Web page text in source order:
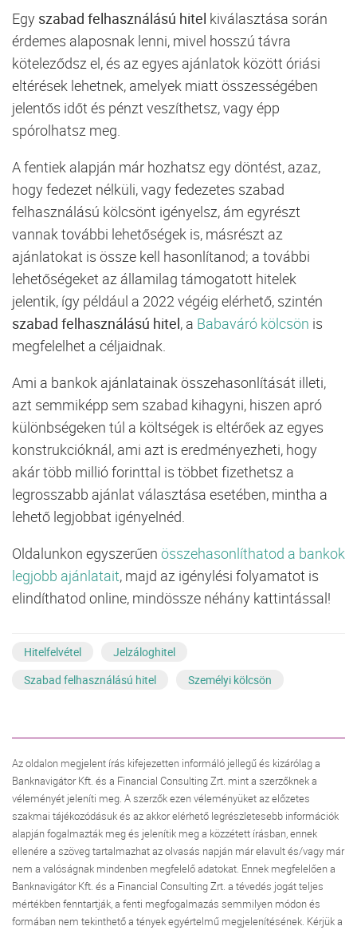
Egy szabad felhasználású hitel kiválasztása során
érdemes alaposnak lenni, mivel hosszú távra
köteleződsz el, és az egyes ajánlatok között óriási
eltérések lehetnek, amelyek miatt összességében
jelentős időt és pénzt veszíthetsz, vagy épp
spórolhatsz meg.
A fentiek alapján már hozhatsz egy döntést, azaz,
hogy fedezet nélküli, vagy fedezetes szabad
felhasználású kölcsönt igényelsz, ám egyrészt
vannak további lehetőségek is, másrészt az
ajánlatokat is össze kell hasonlítanod; a további
lehetőségeket az államilag támogatott hitelek
jelentik, így például a 2022 végéig elérhető, szintén
szabad felhasználású hitel, a Babaváró kölcsön is
megfelelhet a céljaidnak.
Ami a bankok ajánlatainak összehasonlítását illeti,
azt semmiképp sem szabad kihagyni, hiszen apró
különbségeken túl a költségek is eltérőek az egyes
konstrukcióknál, ami azt is eredményezheti, hogy
akár több millió forinttal is többet fizethetsz a
legrosszabb ajánlat választása esetében, mintha a
lehető legjobbat igényelnéd.
Oldalunkon egyszerűen összehasonlíthatod a bankok
legjobb ajánlatait, majd az igénylési folyamatot is
elindíthatod online, mindössze néhány kattintással!
Hitelfelvétel
Jelzáloghitel
Szabad felhasználású hitel
Személyi kölcsön
Az oldalon megjelent írás kifejezetten informáló jellegű és kizárólag a
Banknavigátor Kft. és a Financial Consulting Zrt. mint a szerzőknek a
véleményét jeleníti meg. A szerzők ezen véleményüket az előzetes
szakmai tájékozódásuk és az akkor elérhető legrészletesebb információk
alapján fogalmazták meg és jelenítik meg a közzétett írásban, ennek
ellenére a szöveg tartalmazhat az olvasás napján már elavult és/vagy már
nem a valóságnak mindenben megfelelő adatokat. Ennek megfelelően a
Banknavigátor Kft. és a Financial Consulting Zrt. a tévedés jogát teljes
mértékben fenntartják, a fenti megfogalmazás semmilyen módon és
formában nem tekinthető a tények egyértelmű megjelenítésének. Kérjük a